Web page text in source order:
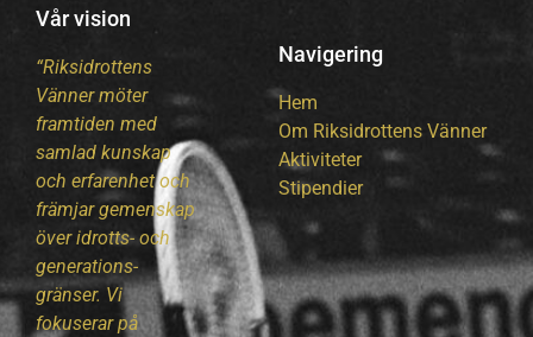
Vår vision
“Riksidrottens
Vänner möter
framtiden med
samlad kunskap
och erfarenhet och
främjar gemenskap
över idrotts- och
generations-
gränser. Vi
fokuserar på
Navigering
Hem
Om Riksidrottens Vänner
Aktiviteter
Stipendier